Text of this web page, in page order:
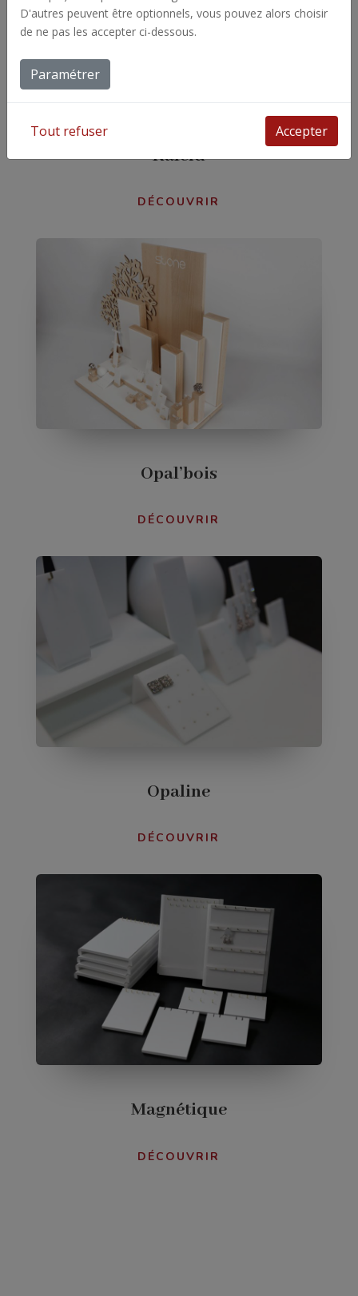
Kaléïd
DÉCOUVRIR
Opal’bois
DÉCOUVRIR
Opaline
DÉCOUVRIR
Magnétique
DÉCOUVRIR
D'autres peuvent être optionnels, vous pouvez alors choisir
de ne pas les accepter ci-dessous.
Paramétrer
Tout refuser Accepter